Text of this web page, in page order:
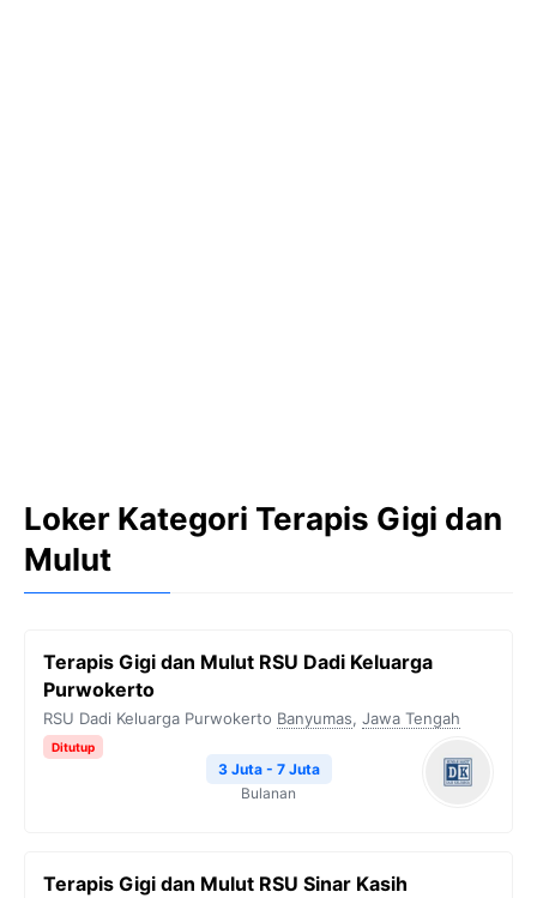
Loker Kategori Terapis Gigi dan
Mulut
Terapis Gigi dan Mulut RSU Dadi Keluarga
Purwokerto
RSU Dadi Keluarga Purwokerto Banyumas, Jawa Tengah
Ditutup
3 Juta - 7 Juta
Bulanan
Terapis Gigi dan Mulut RSU Sinar Kasih